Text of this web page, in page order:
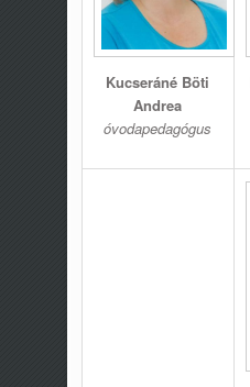
Kucseráné Böti
Andrea
óvodapedagógus